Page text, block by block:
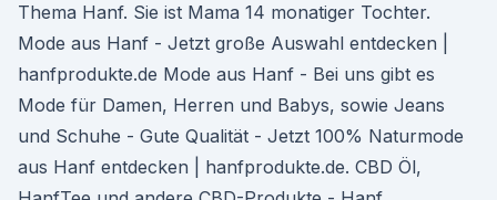
Thema Hanf. Sie ist Mama 14 monatiger Tochter.
Mode aus Hanf - Jetzt große Auswahl entdecken |
hanfprodukte.de Mode aus Hanf - Bei uns gibt es
Mode für Damen, Herren und Babys, sowie Jeans
und Schuhe - Gute Qualität - Jetzt 100% Naturmode
aus Hanf entdecken | hanfprodukte.de. CBD Öl,